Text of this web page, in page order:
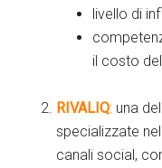
livello di
il costo
RIVALIQ: una
specializzate
canali social,